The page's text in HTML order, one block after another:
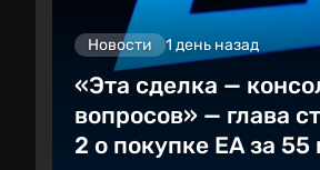
Новости 1 день назад
«Эта сделка —
вопросов» — глава
2 о покупке EA за